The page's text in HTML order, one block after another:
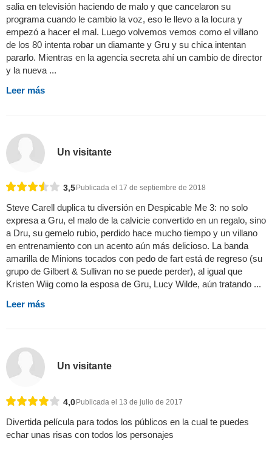
salia en televisión haciendo de malo y que cancelaron su
programa cuando le cambio la voz, eso le llevo a la locura y
empezó a hacer el mal. Luego volvemos vemos como el villano
de los 80 intenta robar un diamante y Gru y su chica intentan
pararlo. Mientras en la agencia secreta ahí un cambio de director
y la nueva ...
Leer más
Un visitante
3,5 Publicada el 17 de septiembre de 2018
Steve Carell duplica tu diversión en Despicable Me 3: no solo
expresa a Gru, el malo de la calvicie convertido en un regalo, sino
a Dru, su gemelo rubio, perdido hace mucho tiempo y un villano
en entrenamiento con un acento aún más delicioso. La banda
amarilla de Minions tocados con pedo de fart está de regreso (su
grupo de Gilbert & Sullivan no se puede perder), al igual que
Kristen Wiig como la esposa de Gru, Lucy Wilde, aún tratando ...
Leer más
Un visitante
4,0Publicada el 13 de julio de 2017
Divertida película para todos los públicos en la cual te puedes
echar unas risas con todos los personajes